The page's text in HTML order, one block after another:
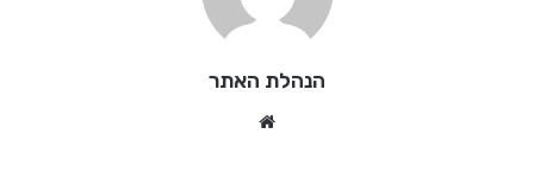
הנהלת האתר